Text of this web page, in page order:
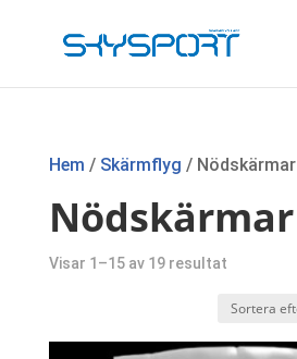
Hem / Skärmflyg / Nödskärmar
Nödskärmar
Visar 1–15 av 19 resultatSortera